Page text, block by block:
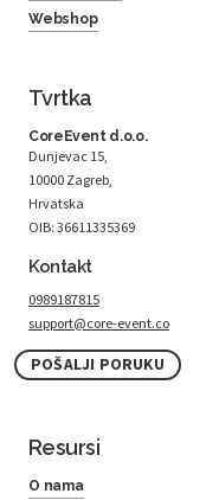
Webshop
Tvrtka
CoreEvent d.o.o.
Dunjevac 15,
10000 Zagreb,
Hrvatska
OIB: 36611335369
Kontakt
0989187815
support@core-event.co
POŠALJI PORUKU
Resursi
O nama